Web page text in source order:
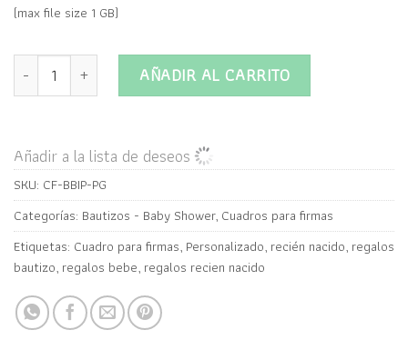
(max file size 1 GB)
Cuadro para firmas Baby Shower personalizado con Foto y
AÑADIR AL CARRITO
Añadir a la lista de deseos
SKU: CF-BBIP-PG
Categorías: Bautizos - Baby Shower, Cuadros para firmas
Etiquetas: Cuadro para firmas, Personalizado, recién nacido, regalos
bautizo, regalos bebe, regalos recien nacido